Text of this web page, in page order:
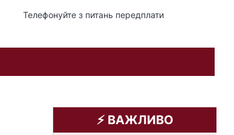
Телефонуйте з питань передплати
⚡️ ВАЖЛИВО